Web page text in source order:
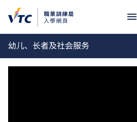
幼儿、长者及社会服务